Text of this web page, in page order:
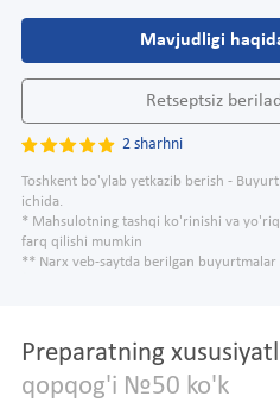
Mavjudligi
Retseptsiz
2 sharhni
Toshkent bo'ylab yetkazib berish -
ichida.
* Mahsulotning tashqi ko'rinishi va
farq qilishi mumkin
** Narx veb-saytda berilgan buyurtmalar
Preparatning
qopqog'i №50 ko'k